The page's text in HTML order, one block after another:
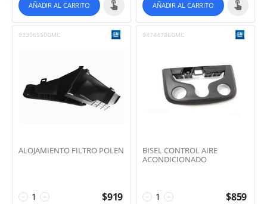
AÑADIR AL CARRITO AÑADIR AL CARRITO
93306550GMC
ALOJAMIENTO FILTRO POLEN
+
− $919
94744786GMC
BISEL CONTROL AIRE
ACONDICIONADO
+
− $859